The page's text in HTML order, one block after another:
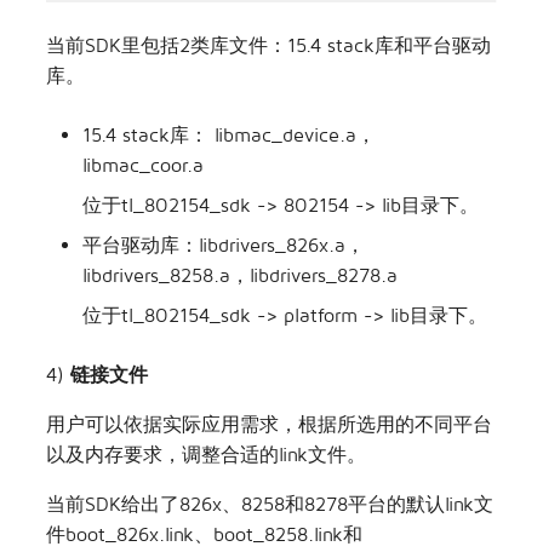
当前SDK里包括2类库文件：15.4 stack库和平台驱动
库。
15.4 stack库： libmac_device.a，
libmac_coor.a
位于tl_802154_sdk -> 802154 -> lib目录下。
平台驱动库：libdrivers_826x.a，
libdrivers_8258.a，libdrivers_8278.a
位于tl_802154_sdk -> platform -> lib目录下。
4)链接文件
用户可以依据实际应用需求，根据所选用的不同平台
以及内存要求，调整合适的link文件。
当前SDK给出了826x、8258和8278平台的默认link文
件boot_826x.link、boot_8258.link和